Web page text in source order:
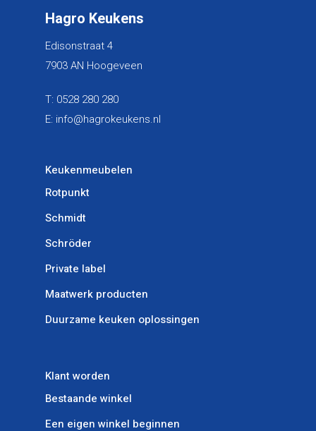
Hagro Keukens
Edisonstraat 4
7903 AN Hoogeveen
T: 0528 280 280
E: info@hagrokeukens.nl
Keukenmeubelen
Rotpunkt
Schmidt
Schröder
Private label
Maatwerk producten
Duurzame keuken oplossingen
Klant worden
Bestaande winkel
Een eigen winkel beginnen